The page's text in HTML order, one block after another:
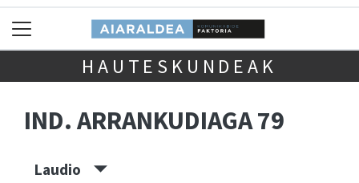
HAUTESKUNDEAK
IND. ARRANKUDIAGA 79
Laudio